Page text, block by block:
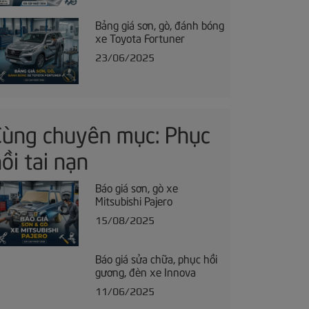
Bảng giá sơn, gò, đánh bóng
xe Toyota Fortuner
23/06/2025
chuyên mục: Phục
tai nạn
Báo giá sơn, gò xe
Mitsubishi Pajero
15/08/2025
Báo giá sửa chữa, phục hồi
gương, đèn xe Innova
11/06/2025